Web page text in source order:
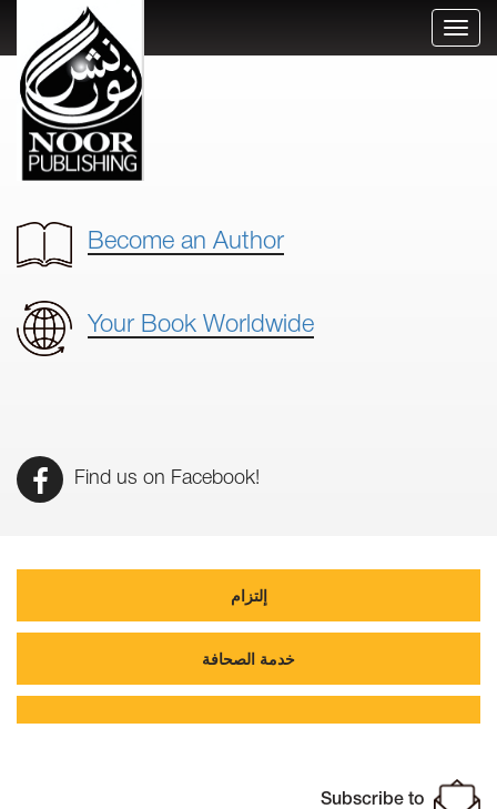
Become an Author
Your Book Worldwide
Find us on Facebook!
إلتزام
خدمة الصحافة
Subscribe to